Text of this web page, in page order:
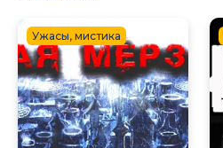
Ужасы, мистика